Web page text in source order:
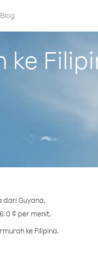
Blog
ke
dari Guyana.
¢ per menit.
ke Filipina.